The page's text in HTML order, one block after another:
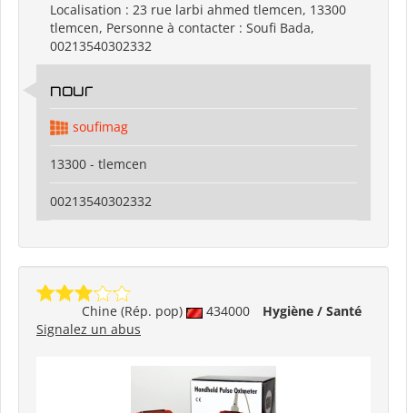
Localisation : 23 rue larbi ahmed tlemcen, 13300
tlemcen, Personne à contacter : Soufi Bada,
00213540302332
nour
soufimag
13300 - tlemcen
00213540302332
Chine (Rép. pop) 434000
Hygiène / Santé
Signalez un abus